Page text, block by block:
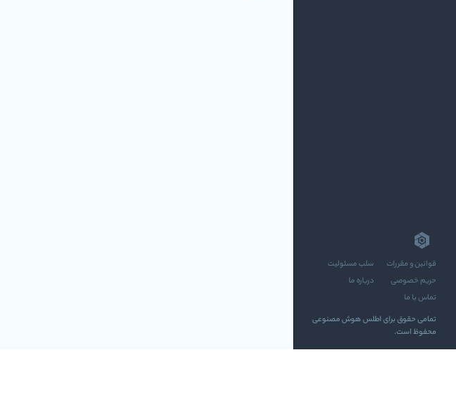
قوانین و مقررات
سلب مسئولیت
حریم خصوصی
درباره ما
تماس با ما
تمامی حقوق برای اطلس هوش مصنوعی
محفوظ است.